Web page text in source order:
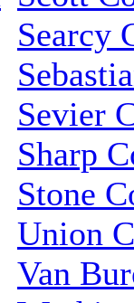
Searcy
Sevier
Sharp
Stone
Union
Van